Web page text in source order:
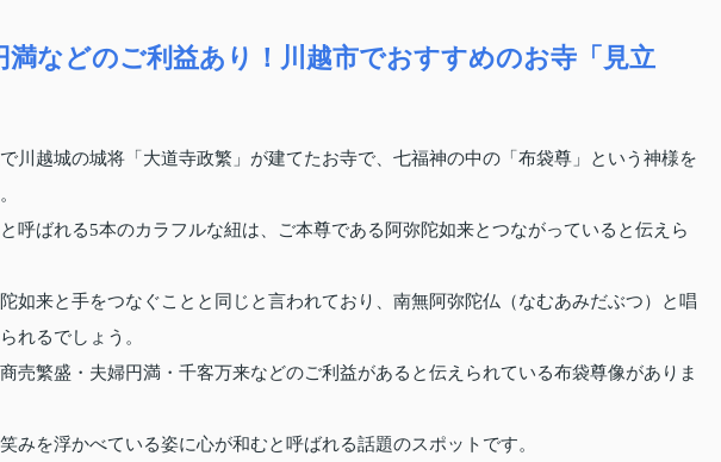
満などのご利益あり！川越市でおすすめのお寺「見立
川越城の城将「大道寺政繁」が建てたお寺で、七福神の中の「布袋尊」という神様を
呼ばれる5本のカラフルな紐は、ご本尊である阿弥陀如来とつながっていると伝えら
如来と手をつなぐことと同じと言われており、南無阿弥陀仏（なむあみだぶつ）と唱
れるでしょう。
売繁盛・夫婦円満・千客万来などのご利益があると伝えられている布袋尊像がありま
みを浮かべている姿に心が和むと呼ばれる話題のスポットです。